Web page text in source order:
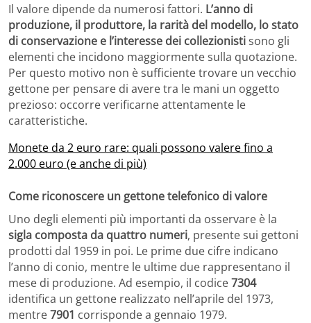
Il valore dipende da numerosi fattori. L’anno di
produzione, il produttore, la rarità del modello, lo stato
di conservazione e l’interesse dei collezionistisono gli
elementi che incidono maggiormente sulla quotazione.
Per questo motivo non è sufficiente trovare un vecchio
gettone per pensare di avere tra le mani un oggetto
prezioso: occorre verificarne attentamente le
caratteristiche.
Monete da 2 euro rare: quali possono valere fino a
2.000 euro (e anche di più)
Come riconoscere un gettone telefonico di valore
Uno degli elementi più importanti da osservare è la
sigla composta da quattro numeri, presente sui gettoni
prodotti dal 1959 in poi. Le prime due cifre indicano
l’anno di conio, mentre le ultime due rappresentano il
mese di produzione. Ad esempio, il codice7304
identifica un gettone realizzato nell’aprile del 1973,
mentre7901 corrisponde a gennaio 1979.